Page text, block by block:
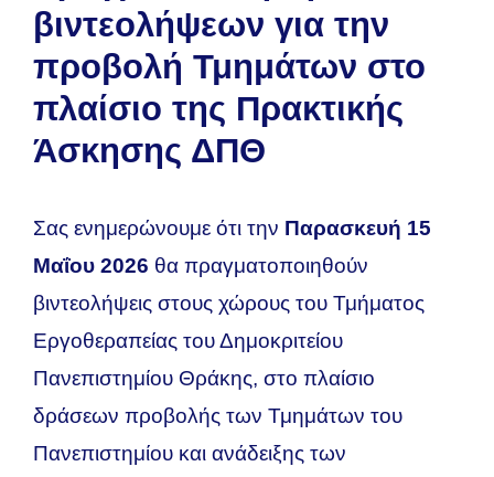
βιντεολήψεων για την
προβολή Τμημάτων στο
πλαίσιο της Πρακτικής
Άσκησης ΔΠΘ
Σας ενημερώνουμε ότι την Παρασκευή 15
Μαΐου 2026 θα πραγματοποιηθούν
βιντεολήψεις στους χώρους του Τμήματος
Εργοθεραπείας του Δημοκριτείου
Πανεπιστημίου Θράκης, στο πλαίσιο
δράσεων προβολής των Τμημάτων του
Πανεπιστημίου και ανάδειξης των